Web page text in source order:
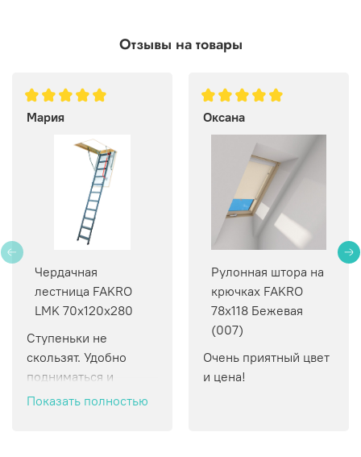
Отзывы на товары
Мария
Чердачная
лестница FAKRO
LMK 70х120х280
Ступеньки не
скользят. Удобно
подниматься и
спускаться.
Показать полностью
Оксана
Рулонная штора на
крючках FAKRO
78х118 Бежевая
(007)
Очень приятный цвет
и цена!